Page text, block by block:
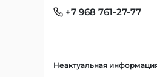
+7 968 761-27-77
Неактуальная